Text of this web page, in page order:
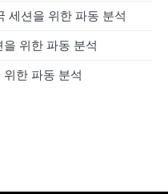
세션을 위한 파동 분석
위한 파동 분석
한 파동 분석